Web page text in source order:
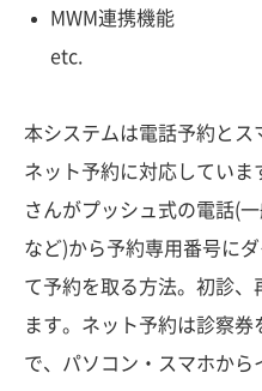
MWM連携機能
etc.
本システムは電話予約とス
ネット予約に対応してい
さんがプッシュ式の電話(
など)から予約専用番号に
て予約を取る方法。初診
ます。ネット予約は診察
で、パソコン・スマホから